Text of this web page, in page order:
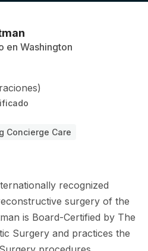
en Washington
Concierge Care
recognized
surgery of the
is Board-Certified by The
Surgery and practices the